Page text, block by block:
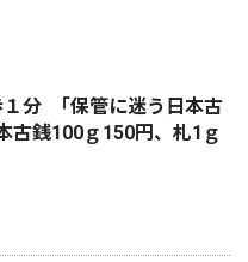
１分 ｢保管に迷う日本古
銭100ｇ150円、札1ｇ